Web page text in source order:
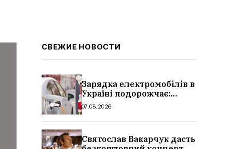
СВЕЖИЕ НОВОСТИ
Зарядка електромобілів в
Україні подорожчає:
причина і нові ціни з
07.08.2026
Святослав Вакарчук дасть